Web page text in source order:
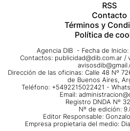
RSS
Contacto
Términos y
Política de
Agencia DIB - Fecha de
Contactos: publicidad@dib.com.ar /
Dirección de las oficinas: Calle 48 Nº
de Buenos Aires,
Teléfono: +5492215022421 -
Email:
Registro DNDA Nº
Nº de edición:
Editor Responsable:
Empresa propietaria del medio: